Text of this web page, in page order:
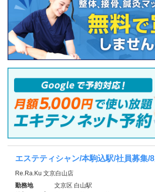
エステティシャン/本駒込駅/社員募集/
Re.Ra.Ku 文京白山店
勤務地
文京区 白山駅